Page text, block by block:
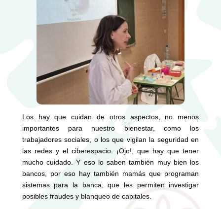
Los hay que cuidan de otros aspectos, no menos
importantes para nuestro bienestar, como los
trabajadores sociales, o los que vigilan la seguridad en
las redes y el ciberespacio. ¡Ojo!, que hay que tener
mucho cuidado. Y eso lo saben también muy bien los
bancos, por eso hay también mamás que programan
sistemas para la banca, que les permiten investigar
posibles fraudes y blanqueo de capitales.